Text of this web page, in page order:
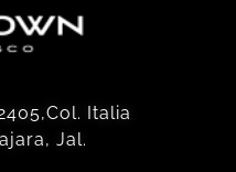
Italia
Jal.